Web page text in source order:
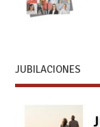
JUBILACIONES